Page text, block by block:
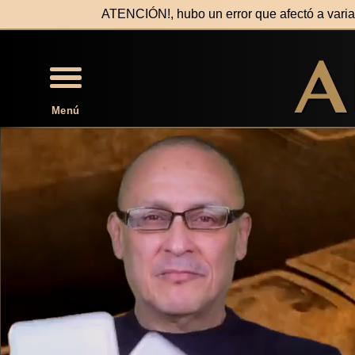
ATENCIÓN!, hubo un error que afectó a
Menú